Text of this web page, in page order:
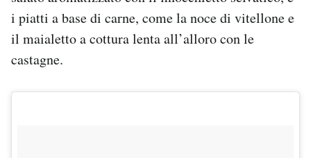
i piatti a base di carne, come la noce di vitellone e
il maialetto a cottura lenta all’alloro con le
castagne.